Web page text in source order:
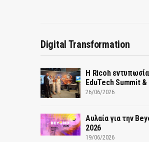
Digital Transformation
Η Ricoh
EduTech Summit &
26/06/2026
Αυλαία για την
2026
19/06/2026